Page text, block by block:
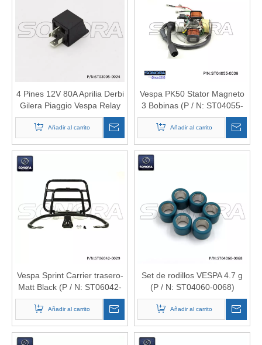
4 Pines 12V 80A Aprilia Derbi
Gilera Piaggio Vespa Relay
(P / N: ST03005-0024)
Calidad superior
Añadir al carrito
Vespa PK50 Stator Magneto
3 Bobinas (P / N: ST04055-
0006) Calidad superior
Añadir al carrito
Vespa Sprint Carrier trasero-
Matt Black (P / N: ST06042-
0029) Calidad superior
Añadir al carrito
Set de rodillos VESPA 4.7 g
(P / N: ST04060-0068)
Calidad superior
Añadir al carrito